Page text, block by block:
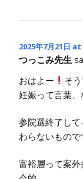
2025年7月21日 at
つっこみ先生
おはよー
そ
妊娠って言葉、
参院選終了し
わらないもので
富裕層って案